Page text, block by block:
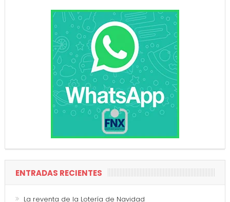
ENTRADAS RECIENTES
La reventa de la Lotería de Navidad